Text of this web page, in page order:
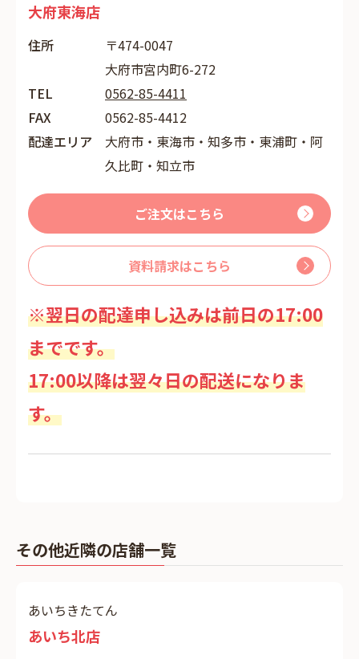
大府東海店
住所
〒474-0047
大府市宮内町6-272
TEL
0562-85-4411
FAX
0562-85-4412
配達エリア
大府市・東海市・知多市・東浦町・阿
久比町・知立市
ご注文はこちら
資料請求はこちら
※翌日の配達申し込みは前日の17:00
までです。
17:00以降は翌々日の配送になりま
す。
その他近隣の店舗一覧
あいちきたてん
あいち北店